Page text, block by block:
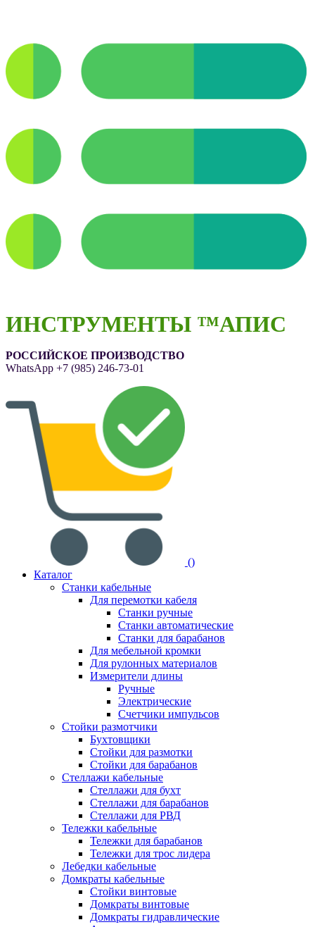
ИНСТРУМЕНТЫ ™АПИС
РОССИЙСКОЕ ПРОИЗВОДСТВО
WhatsApp +7 (985) 246-73-01
()
Каталог
Станки кабельные
Для перемотки кабеля
Станки ручные
Станки автоматические
Станки для барабанов
Для мебельной кромки
Для рулонных материалов
Измерители длины
Ручные
Электрические
Счетчики импульсов
Стойки размотчики
Бухтовщики
Стойки для размотки
Стойки для барабанов
Стеллажи кабельные
Стеллажи для бухт
Стеллажи для барабанов
Стеллажи для РВД
Тележки кабельные
Тележки для барабанов
Тележки для трос лидера
Лебедки кабельные
Домкраты кабельные
Стойки винтовые
Домкраты винтовые
Домкраты гидравлические